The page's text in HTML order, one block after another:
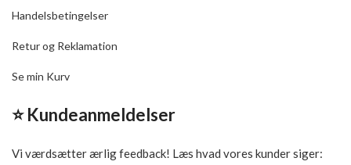
Handelsbetingelser
Retur og Reklamation
Se min Kurv
⭐ Kundeanmeldelser
Vi værdsætter ærlig feedback! Læs hvad vores kunder siger: